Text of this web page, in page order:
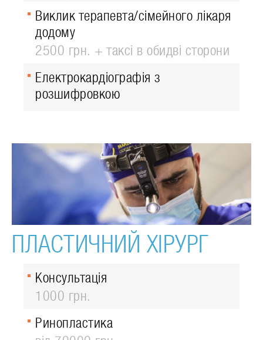
Виклик терапевта/сімейного лікаря
додому
2500 грн. + таксі в обидві сторони
Електрокардіографія з
розшифровкою
ПЛАСТИЧНИЙ ХІРУРГ
Консультація
1000 грн.
Ринопластика